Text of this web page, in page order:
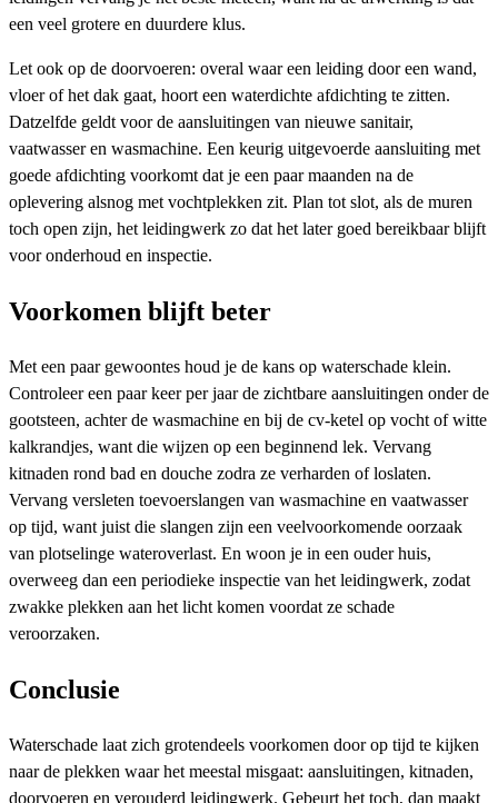
een veel grotere en duurdere klus.
Let ook op de doorvoeren: overal waar een leiding door een wand,
vloer of het dak gaat, hoort een waterdichte afdichting te zitten.
Datzelfde geldt voor de aansluitingen van nieuwe sanitair,
vaatwasser en wasmachine. Een keurig uitgevoerde aansluiting met
goede afdichting voorkomt dat je een paar maanden na de
oplevering alsnog met vochtplekken zit. Plan tot slot, als de muren
toch open zijn, het leidingwerk zo dat het later goed bereikbaar blijft
voor onderhoud en inspectie.
Voorkomen blijft beter
Met een paar gewoontes houd je de kans op waterschade klein.
Controleer een paar keer per jaar de zichtbare aansluitingen onder de
gootsteen, achter de wasmachine en bij de cv-ketel op vocht of witte
kalkrandjes, want die wijzen op een beginnend lek. Vervang
kitnaden rond bad en douche zodra ze verharden of loslaten.
Vervang versleten toevoerslangen van wasmachine en vaatwasser
op tijd, want juist die slangen zijn een veelvoorkomende oorzaak
van plotselinge wateroverlast. En woon je in een ouder huis,
overweeg dan een periodieke inspectie van het leidingwerk, zodat
zwakke plekken aan het licht komen voordat ze schade
veroorzaken.
Conclusie
Waterschade laat zich grotendeels voorkomen door op tijd te kijken
naar de plekken waar het meestal misgaat: aansluitingen, kitnaden,
doorvoeren en verouderd leidingwerk. Gebeurt het toch, dan maakt